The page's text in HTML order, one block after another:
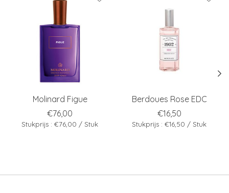
Molinard Figue
€76,00
Stukprijs : €76,00 / Stuk
Berdoues Rose EDC
€16,50
Stukprijs : €16,50 / Stuk